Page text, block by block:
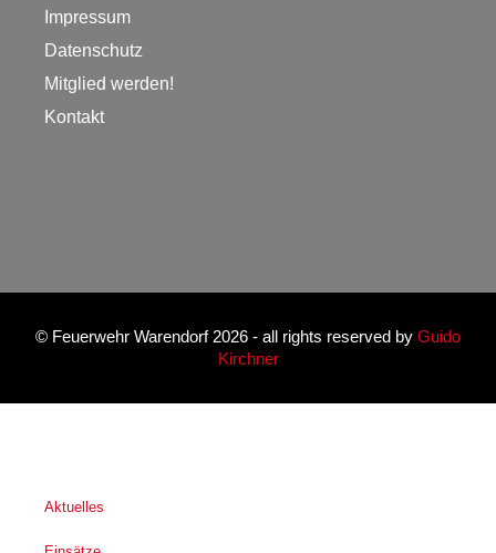
Impressum
Datenschutz
Mitglied werden!
Kontakt
© Feuerwehr Warendorf 2026 - all rights reserved by Guido
Kirchner
Aktuelles